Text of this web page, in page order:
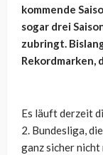
kommende
sogar drei
zubringt.
Rekordmarken,
Es läuft derzeit
2. Bundesliga,
ganz sicher